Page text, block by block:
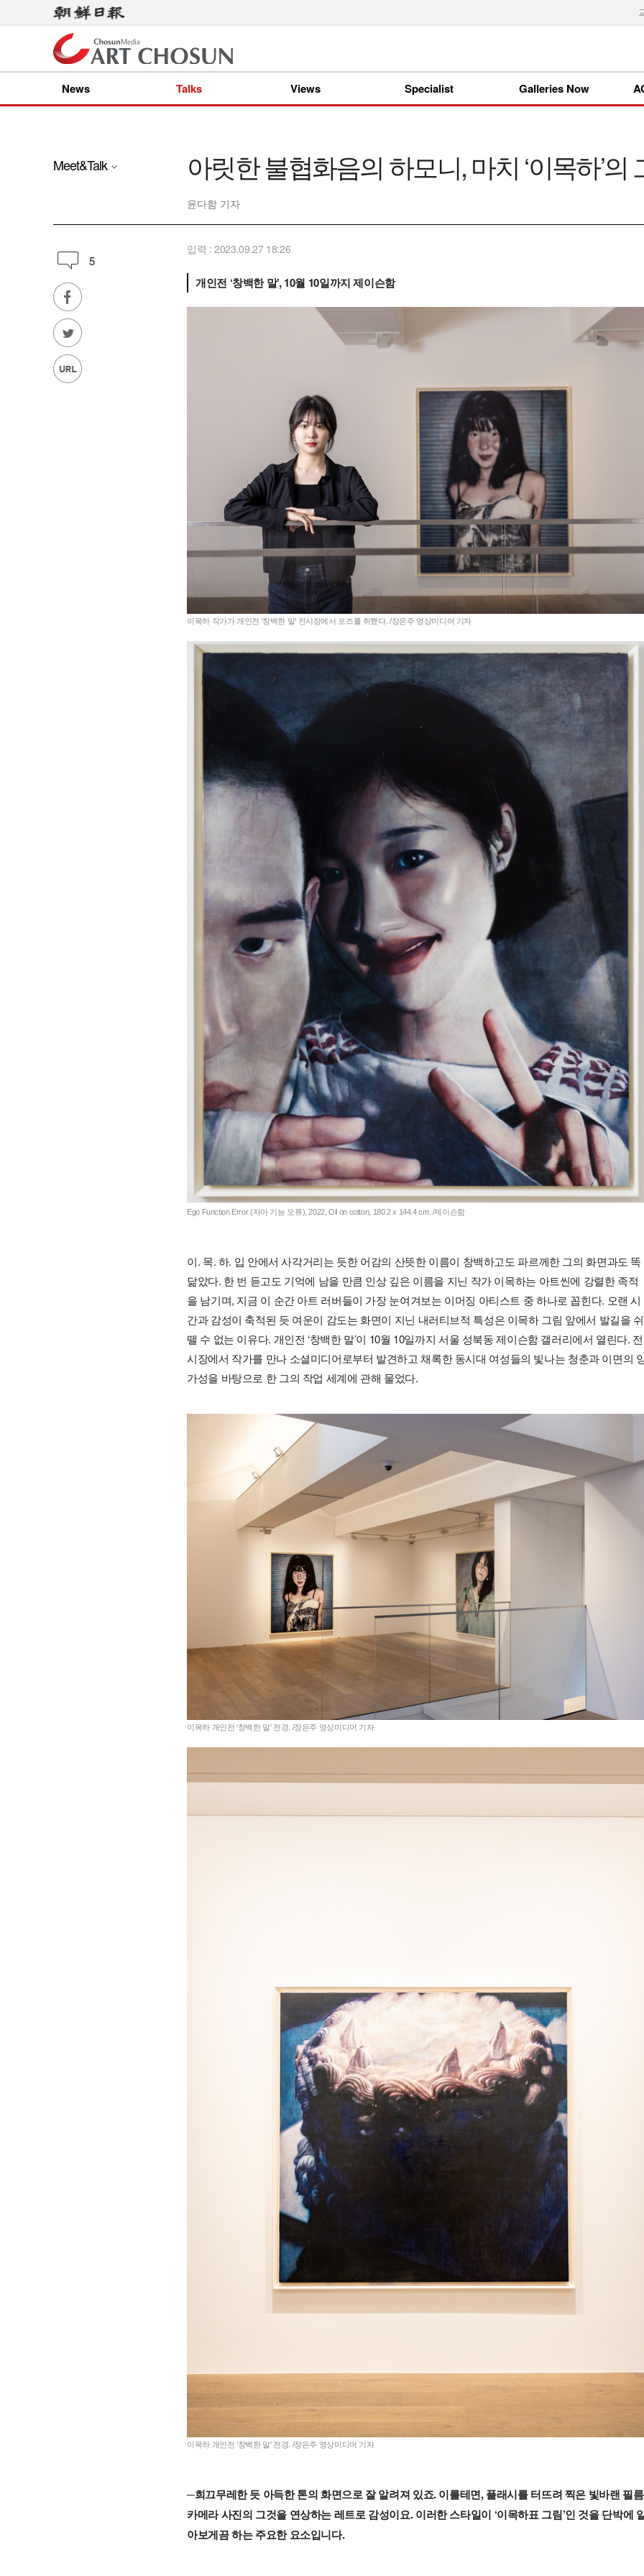
News Talks Views Specialist Galleries Now
Meet&Talk 아릿한 불협화음의 하모니, 마치 ‘이목하’의
윤다함 기자
5
입력 : 2023.09.27 18:26
개인전 ‘창백한 말’, 10월 10일까지 제이슨함
이목하 작가가 개인전 ‘창백한 말’ 전시장에서 포즈를 취했다. /장은주 영상미디어 기자
Ego Function Error (자아 기능 오류), 2022, Oil on cotton, 180.2 x 144.4 cm. /제이슨함
이. 목. 하. 입 안에서 사각거리는 듯한 어감의 산뜻한 이름이 창백하고도 파르께한 그의 화면과도 똑
닮았다. 한 번 듣고도 기억에 남을 만큼 인상 깊은 이름을 지닌 작가 이목하는 아트씬에 강렬한 족적
을 남기며, 지금 이 순간 아트 러버들이 가장 눈여겨보는 이머징 아티스트 중 하나로 꼽힌다. 오랜 시
간과 감성이 축적된 듯 여운이 감도는 화면이 지닌 내러티브적 특성은 이목하 그림 앞에서 발길을 쉬
뗄 수 없는 이유다. 개인전 ‘창백한 말’이 10월 10일까지 서울 성북동 제이슨함 갤러리에서 열린다. 전
시장에서 작가를 만나 소셜미디어로부터 발견하고 채록한 동시대 여성들의 빛나는 청춘과 이면의
가성을 바탕으로 한 그의 작업 세계에 관해 물었다.
이목하 개인전 ‘창백한 말’ 전경. /장은주 영상미디어 기자
이목하 개인전 ‘창백한 말’ 전경. /장은주 영상미디어 기자
─희끄무레한 듯 아득한 톤의 화면으로 잘 알려져 있죠. 이를테면, 플래시를 터뜨려 찍은 빛바랜 필름
카메라 사진의 그것을 연상하는 레트로 감성이요. 이러한 스타일이 ‘이목하표 그림’인 것을 단박에
아보게끔 하는 주요한 요소입니다.